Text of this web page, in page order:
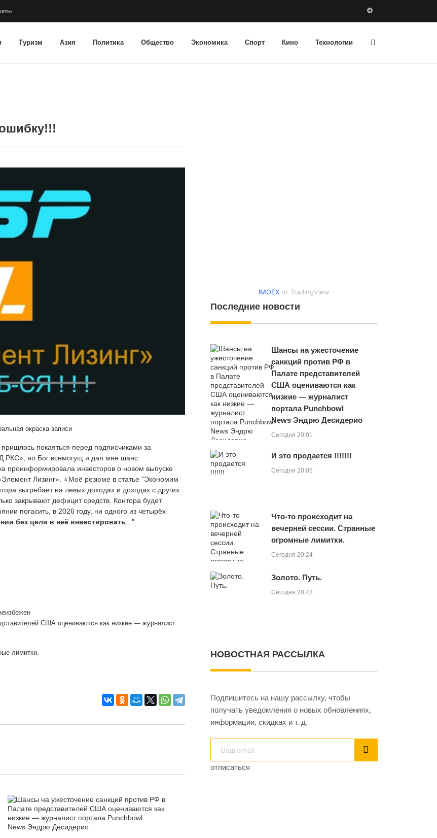
Туризм Азия Политика Общество Экономика Спорт Кино Технологии
окраска записи
покаяться перед подписчиками за
РКС», но Бог всемогущ и дал мне шанс
проинформировала инвесторов о новом выпуске
Лизинг». ⭐Моё резюме в статье "Экономим
выгребает на левых доходах и доходах с других
закрывают дефицит средств. Контора будет
погасить, в 2026 году, ни одного из четырёх
без цели в неё инвестировать ..."
США оцениваются как низкие — журналист
лимитки.
IMOEX от TradingView
Последние новости
Шансы на ужесточение
санкций против РФ в
Палате представителей
США оцениваются как
низкие — журналист
портала Punchbowl
News Эндрю Десидерио
Сегодня 20:01
И это продается !!!!!!!
Сегодня 20:05
Что-то происходит на
вечерней сессии. Странные
огромные лимитки.
Сегодня 20:24
Золото. Путь.
Сегодня 20:43
НОВОСТНАЯ РАССЫЛКА
Подпишитесь на нашу рассылку, чтобы
получать уведомления о новых обновлениях,
информации, скидках и т. д.
отписаться